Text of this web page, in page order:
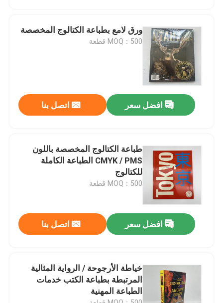
منتجات
أشرطة فيديو
معلومات عنا
اتصل بنا
أخبار
اطلب اقتباس
طباعة كتاب طاولة القهوة
طباعة بطاقات التارو
ورق لامع بطباعة الكتالوج المخصصة
MOQ：500 قطعة
افضل سعر اتصل بنا
طباعة الكتالوج المخصصة باللون
CMYK / PMS الطباعة الكاملة
للكتالوج
MOQ：500 قطعة
افضل سعر اتصل بنا
خياطة الأرجوحة / الرواية المثالية
المرتبطة بطباعة الكتب خدمات
الطباعة المهنية